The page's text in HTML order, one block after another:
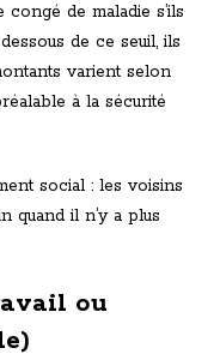
de maladie s’ils
de ce seuil, ils
varient selon
à la sécurité
social : les voisins
quand il n’y a plus
ou